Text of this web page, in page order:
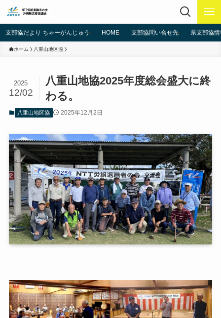
支部協だより ちゃーがんじゅう HOME 支部協問い合せ先 県支部協
ホーム 八重山地区協
八重山地協2025年度総会盛大に終
わる。
2025
12/02
八重山地区協 2025年12月2日